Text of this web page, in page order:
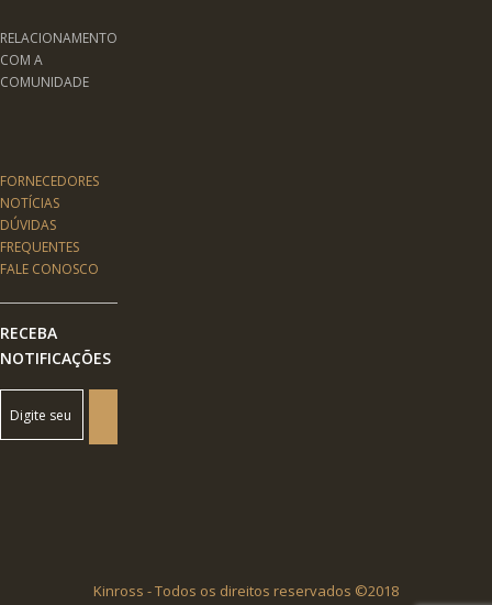
RELACIONAMENTO
COM A
COMUNIDADE
FORNECEDORES
NOTÍCIAS
DÚVIDAS
FREQUENTES
FALE CONOSCO
RECEBA
NOTIFICAÇÕES
Kinross - Todos os direitos reservados ©2018